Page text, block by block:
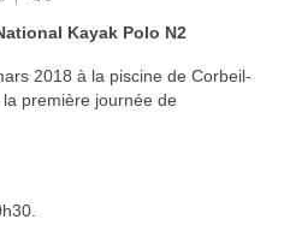
Kayak Polo N2
2018 à la piscine de Corbeil-
première journée de